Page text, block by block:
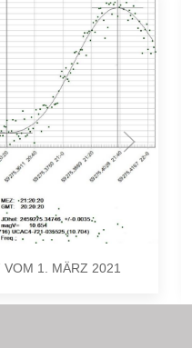
VOM 1. MÄRZ 2021